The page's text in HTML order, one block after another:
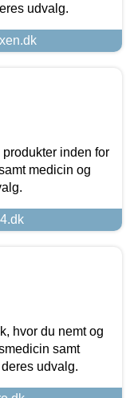
udvalg.
inden for
medicin og
hvor du nemt og
samt
udvalg.